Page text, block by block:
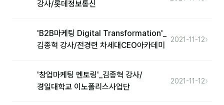
대면교육 후기
고객사 레퍼런스
강사/롯데정보통신
'B2B마케팅 Digital Transformation'_
김종혁 강사/전경련 차세대CEO아카데미
2021-11-12›
'창업마케팅 멘토링'_김종혁 강사/
경일대학교 이노폴리스사업단
2021-11-12›